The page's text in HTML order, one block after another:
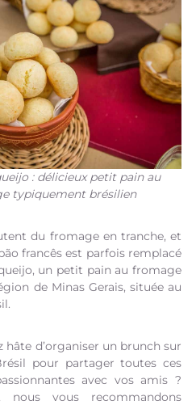
: délicieux petit pain au
typiquement brésilien
du fromage en tranche, et
francês est parfois remplacé
un petit pain au fromage
de Minas Gerais, située au
hâte d’organiser un brunch sur
pour partager toutes ces
avec vos amis ?
nous vous recommandons